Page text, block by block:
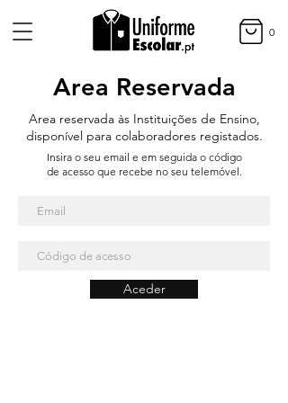
0
Area Reservada
Area reservada às Instituições de Ensino,
disponível para colaboradores registados.
Insira o seu email e em seguida o código
de acesso que recebe no seu telemóvel.
Aceder